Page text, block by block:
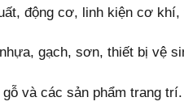
động cơ, linh kiện cơ
gạch, sơn, thiết bị vệ
và các sản phẩm trang trí.